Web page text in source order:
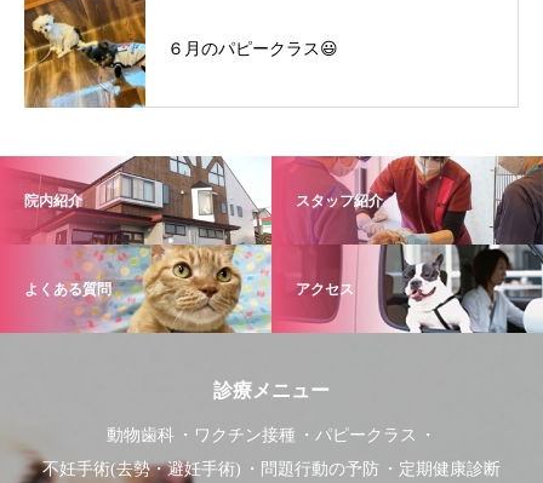
６月のパピークラス😃
院内紹介 スタッフ紹介
よくある質問 アクセス
診療メニュー
動物歯科 ワクチン接種
パピークラス
不妊手術(去勢・避妊手術)
問題行動の予防 定期健康診断